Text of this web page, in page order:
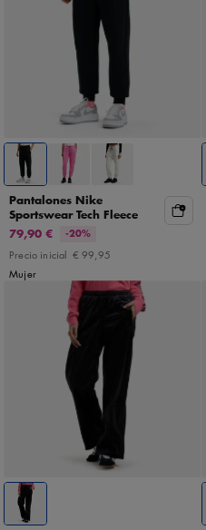
Pantalones Nike
Sportswear Tech Fleece
79,90 €
-20%
Precio inicial € 99,95
Mujer